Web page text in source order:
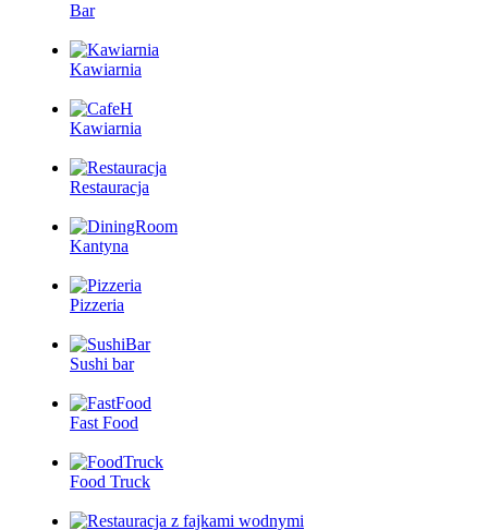
Bar
Kawiarnia
Kawiarnia
Restauracja
Kantyna
Pizzeria
Sushi bar
Fast Food
Food Truck